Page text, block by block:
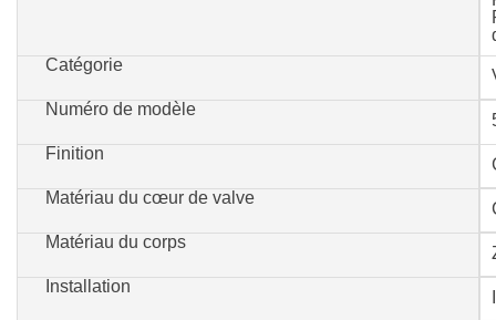
Catégorie
Numéro de modèle
Finition
Matériau du cœur de valve
Matériau du corps
Installation